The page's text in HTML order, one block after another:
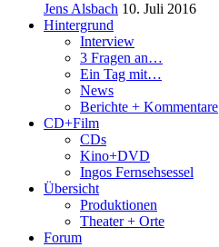
Jens Alsbach 10. Juli 2016
Hintergrund
Interview
3 Fragen an…
Ein Tag mit…
News
Berichte + Kommentare
CD+Film
CDs
Kino+DVD
Ingos Fernsehsessel
Übersicht
Produktionen
Theater + Orte
Forum